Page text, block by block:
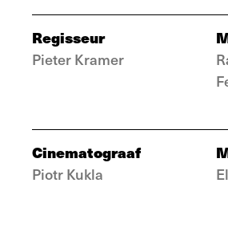
Regisseur
Pieter Kramer
Cinematograaf
Piotr Kukla